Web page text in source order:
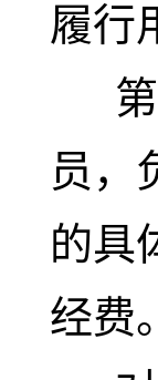
履行
员，
的具
经费。